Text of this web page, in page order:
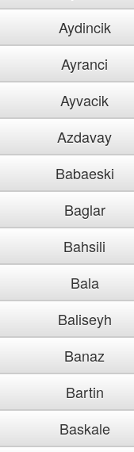
Aydincik
Ayranci
Ayvacik
Azdavay
Babaeski
Baglar
Bahsili
Bala
Baliseyh
Banaz
Bartin
Baskale